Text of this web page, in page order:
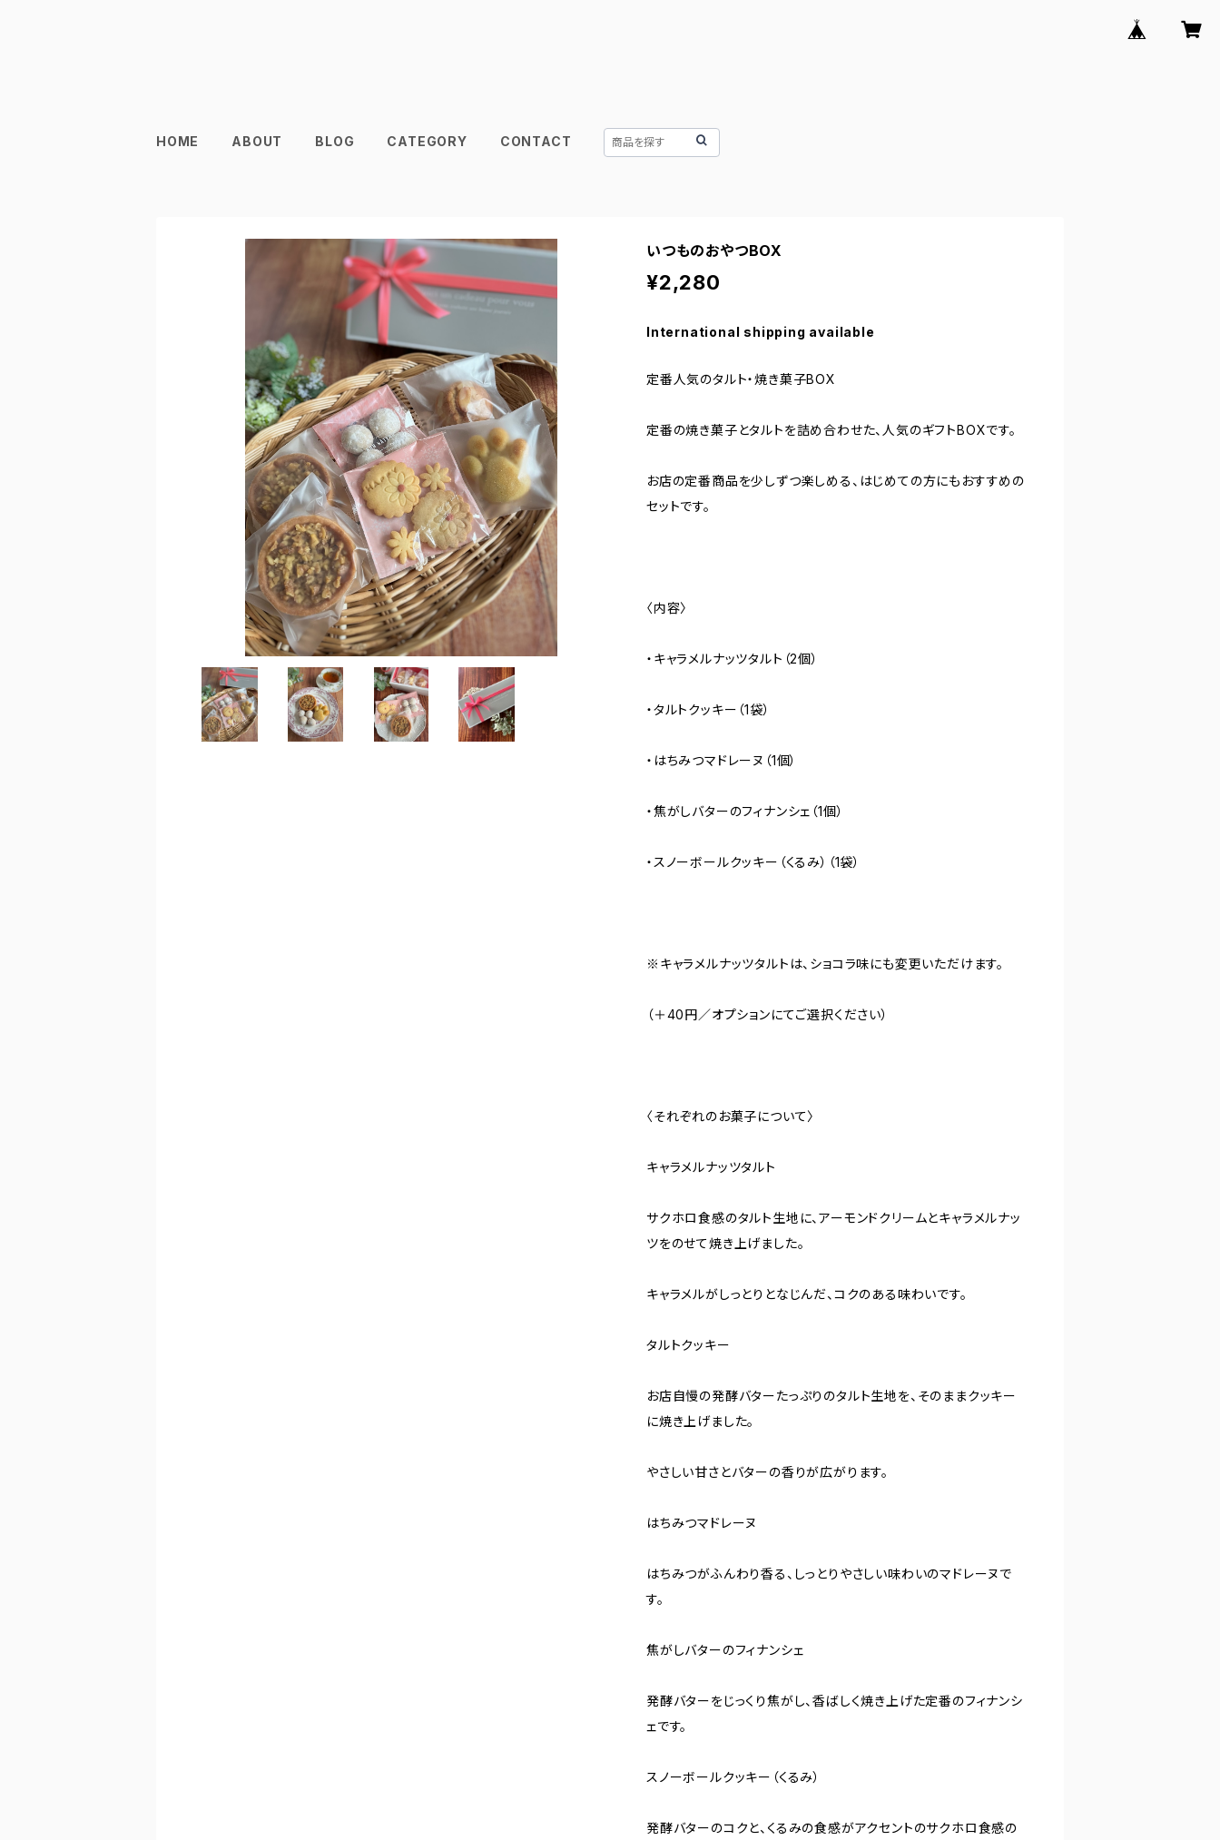
HOME ABOUT BLOG CATEGORY CONTACT
いつものおやつBOX
¥2,280
International shipping available
定番人気のタルト・焼き菓子BOX
定番の焼き菓子とタルトを詰め合わせた、人気のギフトBOXです。
お店の定番商品を少しずつ楽しめる、はじめての方にもおすすめの
セットです。
〈内容〉
・キャラメルナッツタルト（2個）
・タルトクッキー（1袋）
・はちみつマドレーヌ（1個）
・焦がしバターのフィナンシェ（1個）
・スノーボールクッキー（くるみ）（1袋）
※キャラメルナッツタルトは、ショコラ味にも変更いただけます。
（＋40円／オプションにてご選択ください）
〈それぞれのお菓子について〉
キャラメルナッツタルト
サクホロ食感のタルト生地に、アーモンドクリームとキャラメルナッ
ツをのせて焼き上げました。
キャラメルがしっとりとなじんだ、コクのある味わいです。
タルトクッキー
お店自慢の発酵バターたっぷりのタルト生地を、そのままクッキー
に焼き上げました。
やさしい甘さとバターの香りが広がります。
はちみつマドレーヌ
はちみつがふんわり香る、しっとりやさしい味わいのマドレーヌで
す。
焦がしバターのフィナンシェ
発酵バターをじっくり焦がし、香ばしく焼き上げた定番のフィナンシ
ェです。
スノーボールクッキー（くるみ）
発酵バターのコクと、くるみの食感がアクセントのサクホロ食感の